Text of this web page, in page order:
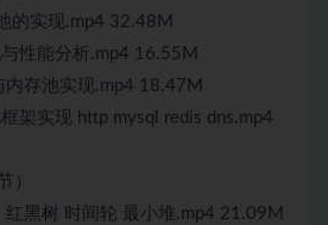
的实现.mp4 32.48M
性能分析.mp4 16.55M
存池实现.mp4 18.47M
架实现 http mysql redis dns.mp4
）
黑树 时间轮 最小堆.mp4 21.09M